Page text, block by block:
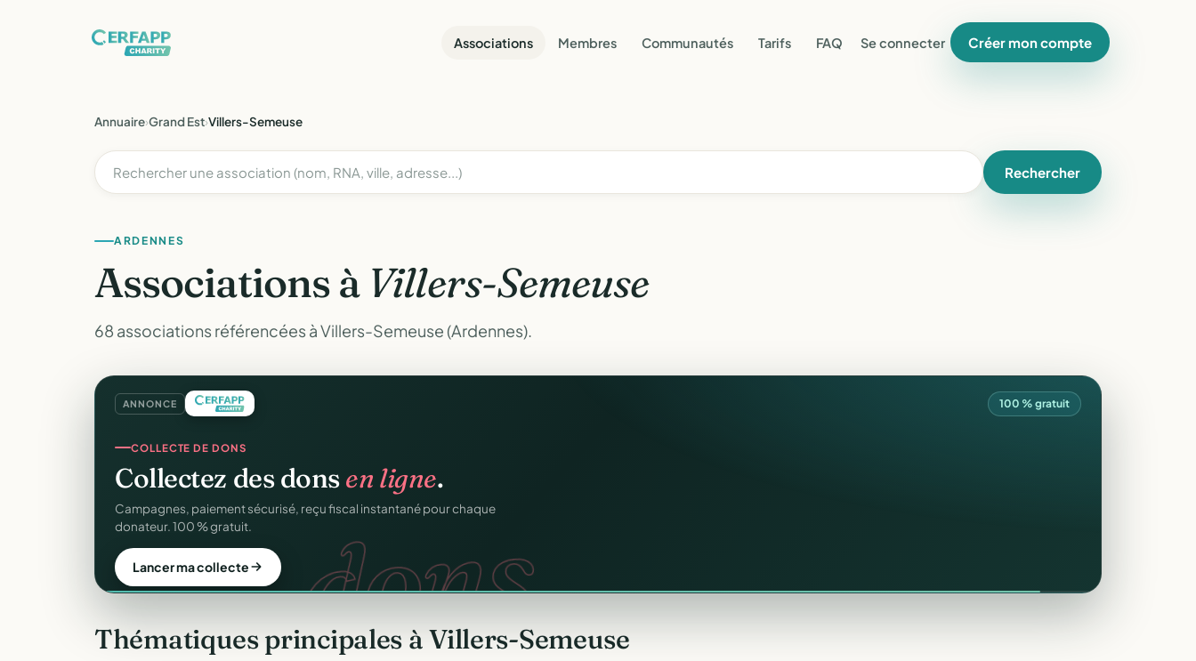
Associations Membres Communautés Tarifs FAQ Se connecter Créer mon compte
Annuaire›Grand Est›Villers-Semeuse
Rechercher
ARDENNES
Associations à Villers-Semeuse
68 associations référencées à Villers-Semeuse (Ardennes).
ANNONCE 100 % gratuit
gratuit.
GESTION D'ASSOCIATION
Gérez votre associationgratuitement
Membres, dons, événements, reçus — tout votre pilotage au même endroit,
sans rien payer.
Créer mon compte gratuit
Thématiques principales à Villers-Semeuse